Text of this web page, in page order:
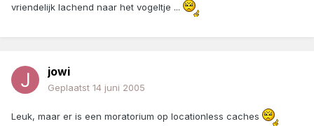
vriendelijk lachend naar het vogeltje ...
jowi
Geplaatst 14 juni 2005
Leuk, maar er is een moratorium op locationless caches